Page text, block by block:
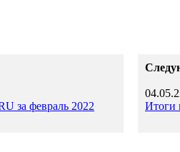
за февраль 2022
Итоги